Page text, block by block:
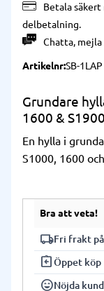
Betala
delbetalning.
Chatta, mejla
ArtikelnrSB-1LAP
Grundare
1600 & S1900
En hylla i
S1000, 1600
Bra att veta!
local_shippingFri frakt
Vi har fri
gäller
assignment_returnÖppet köp
Du har
sentiment_very_satisfiedNöjda